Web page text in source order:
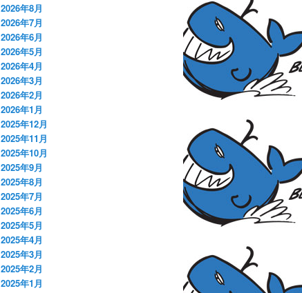
2026年8月
2026年7月
2026年6月
2026年5月
2026年4月
2026年3月
2026年2月
2026年1月
2025年12月
2025年11月
2025年10月
2025年9月
2025年8月
2025年7月
2025年6月
2025年5月
2025年4月
2025年3月
2025年2月
2025年1月